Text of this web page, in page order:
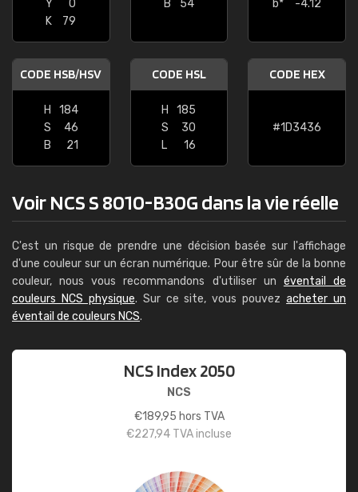
Y
0
K
79
B
54
b*
-4.12
CODE HSB/HSV
H
184
S
46
B
21
CODE HSL
H
185
S
30
L
16
CODE HEX
#1D3436
Voir NCS S 8010-B30G dans la vie réelle
C'est un risque de prendre une décision basée sur l'affichage
d'une couleur sur un écran numérique. Pour être sûr de la bonne
couleur, nous vous recommandons d'utiliser un éventail de
couleurs NCS physique. Sur ce site, vous pouvezacheter un
éventail de couleurs NCS.
NCS Index 2050
NCS
€189,95 hors TVA
€227,94 TVA incluse